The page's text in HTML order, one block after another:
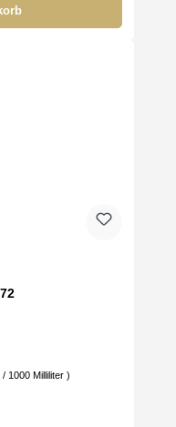
1000 Milliliter )